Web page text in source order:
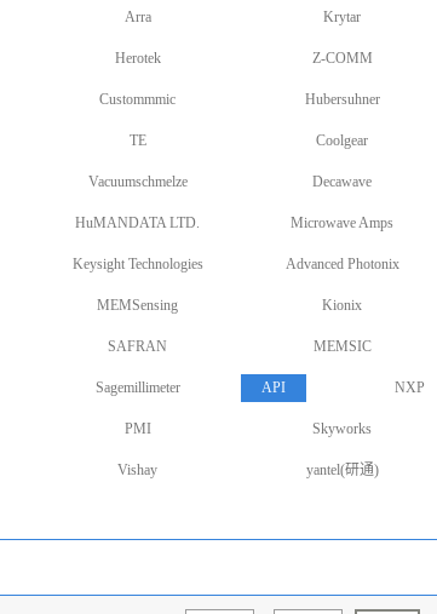
Arra Krytar
Herotek Z-COMM
Custommmic Hubersuhner
TE Coolgear
Vacuumschmelze Decawave
HuMANDATA LTD. Microwave Amps
Keysight Technologies Advanced Photonix
MEMSensing Kionix
SAFRAN MEMSIC
Sagemillimeter API NXP
PMI Skyworks
Vishay yantel(研通)